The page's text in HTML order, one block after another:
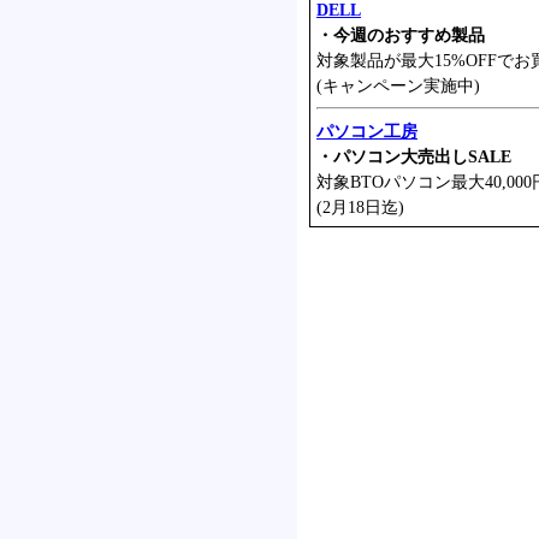
DELL
・今週のおすすめ製品
対象製品が最大15%OFFでお
(キャンペーン実施中)
パソコン工房
・パソコン大売出しSALE
対象BTOパソコン最大40,000
(2月18日迄)